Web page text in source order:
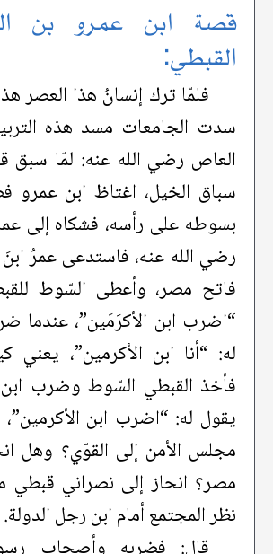
قصة ابن عمرو بن
القبطي:
فلمّا ترك إنسانُ هذا العصر
سدت الجامعات مسد هذه
العاص رضي الله عنه: لمّا سبق
سباق الخيل، اغتاظ ابن عمرو
بسوطه على رأسه، فشكاه إلى
رضي الله عنه، فاستدعى عمرُ
فاتح مصر، وأعطى السّوط
“اضرب ابن الأكرَمَين”، عندما
له: “أنا ابن الأكرمين”،
فأخذ القبطي السّوط وضرب
يقول له: “اضرب ابن
مجلس الأمن إلى القوّي؟ وهل
مصر؟ انحاز إلى نصراني
نظر المجتمع أمام ابن رجل الدولة.